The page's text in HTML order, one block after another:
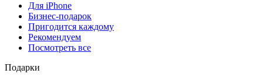
Для iPhone
Бизнес-подарок
Пригодится каждому
Рекомендуем
Посмотреть все
Подарки